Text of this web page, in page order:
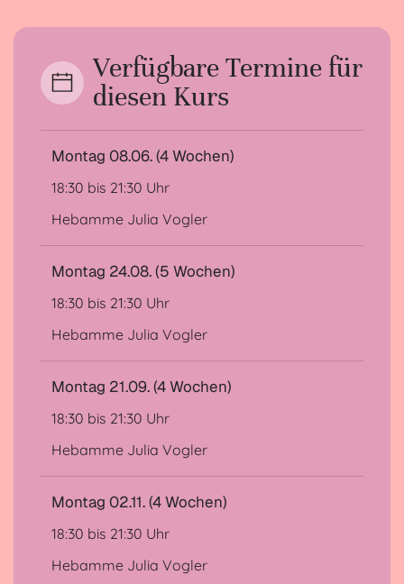
Verfügbare Termine für
diesen Kurs
Montag 08.06. (4 Wochen)
18:30 bis 21:30 Uhr
Hebamme Julia Vogler
Montag 24.08. (5 Wochen)
18:30 bis 21:30 Uhr
Hebamme Julia Vogler
Montag 21.09. (4 Wochen)
18:30 bis 21:30 Uhr
Hebamme Julia Vogler
Montag 02.11. (4 Wochen)
18:30 bis 21:30 Uhr
Hebamme Julia Vogler